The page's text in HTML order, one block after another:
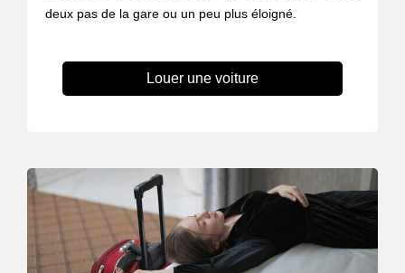
deux pas de la gare ou un peu plus éloigné.
Louer une voiture